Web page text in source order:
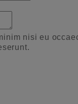
nisi eu